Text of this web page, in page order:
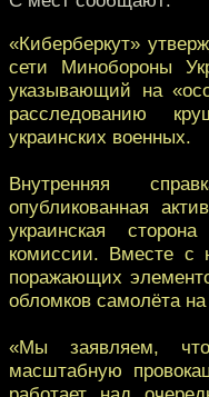
«Киберберкут»
сети Минобороны
указывающий на
расследованию
украинских военных.
Внутренняя
опубликованная
украинская
комиссии. Вместе с
поражающих
обломков самолёта
«Мы заявляем, что
масштабную